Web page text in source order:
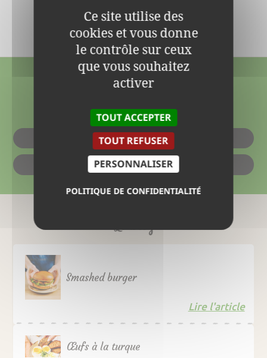
PAVÉS SANS SEL
Pains adaptés aux régimes sans sel
OÙ ACHETER NOS
PRODUITS ?
EN MAGASIN
EN LIGNE
Le Blog
Smashed burger
Lire l'article
Œufs à la turque
Ce site utilise des
cookies et vous donne
le contrôle sur ceux
que vous souhaitez
activer
TOUT ACCEPTER
TOUT REFUSER
PERSONNALISER
POLITIQUE DE CONFIDENTIALITÉ